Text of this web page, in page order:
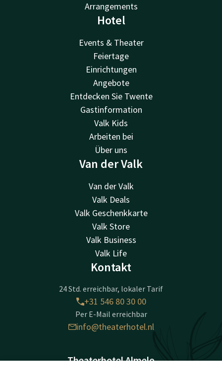
Arrangements
Hotel
Events & Theater
Feiertage
Einrichtungen
Angebote
Entdecken Sie Twente
Gastinformation
Valk Kids
Arbeiten bei
Über uns
Van der Valk
Van der Valk
Valk Deals
Valk Geschenkkarte
Valk Store
Valk Business
Valk Life
Kontakt
24 Std. erreichbar, lokaler Tarif
+31 546 80 30 00
Per E-Mail erreichbar
info@theaterhotel.nl
Theaterhotel Almelo